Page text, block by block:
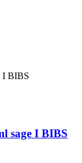
sage I BIBS